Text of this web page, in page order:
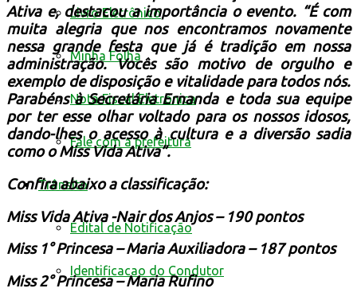
Livro Eletrônico
Minha Folha
Nota Fiscal Eletrônica
Fale com a prefeitura
Trânsito
Edital de Notificação
Identificacao do Condutor
Ativa e, destacou a importância o evento. “É com
muita alegria que nos encontramos novamente
nessa grande festa que já é tradição em nossa
administração. Vocês são motivo de orgulho e
exemplo de disposição e vitalidade para todos nós.
Parabéns à Secretária Ernanda e toda sua equipe
por ter esse olhar voltado para os nossos idosos,
dando-lhes o acesso à cultura e a diversão sadia
como o Miss Vida Ativa”.
Confira abaixo a classificação:
Miss Vida Ativa -Nair dos Anjos – 190 pontos
Miss 1° Princesa – Maria Auxiliadora – 187 pontos
Miss 2° Princesa – Maria Rufino